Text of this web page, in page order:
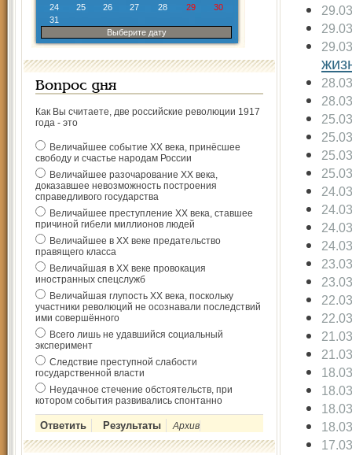
24
25 26 27 28 29
30
31
Выберите дату
Вопрос дня
Как Вы считаете, две российские революции 1917
года - это
Величайшее событие ХХ века, принёсшее
свободу и счастье народам России
Величайшее разочарование ХХ века,
доказавшее невозможность построения
справедливого государства
Величайшее преступление ХХ века, ставшее
причиной гибели миллионов людей
Величайшее в ХХ веке предательство
правящего класса
Величайшая в ХХ веке провокация
иностранных спецслужб
Величайшая глупость ХХ века, поскольку
участники революций не осознавали последствий
ими совершённого
Всего лишь не удавшийся социальный
эксперимент
Следствие преступной слабости
государственной власти
Неудачное стечение обстоятельств, при
котором события развивались спонтанно
Архив